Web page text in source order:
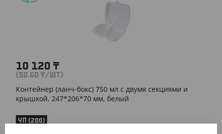
10 120 ₸
(50.60 ₸/ШТ)
Контейнер (ланч-бокс) 750 мл с двумя секциями и
крышкой, 247*206*70 мм, белый
УП (200)